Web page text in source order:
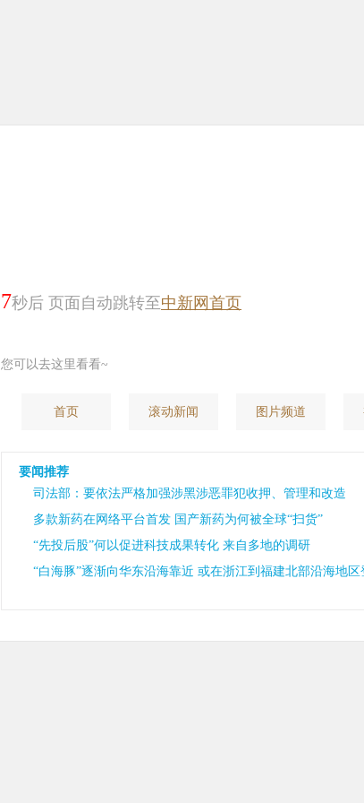
7秒后 页面自动跳转至中新网首页
您可以去这里看看~
首页 滚动新闻 图片频道
要闻推荐
司法部：要依法严格加强涉黑涉恶罪犯收押、管理和改造
多款新药在网络平台首发 国产新药为何被全球“扫货”
“先投后股”何以促进科技成果转化 来自多地的调研
“白海豚”逐渐向华东沿海靠近 或在浙江到福建北部沿海地区